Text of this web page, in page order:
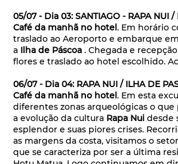
05/07 - Dia 03: SANTIAGO - RAPA NUI /
Café da manhã no hotel. Em horário
traslado ao Aeroporto e embarque
a Ilha de Páscoa. Chegada e
flores e traslado ao hotel escolhido.
06/07 - Dia 04: RAPA NUI / ILHA DE
Café da manhã no hotel. Em esta
diferentes zonas arqueológicas o
a evolução da cultura Rapa Nui desde
esplendor e suas piores crises.
as margens da costa, visitamos o
que se caracteriza por ser a última